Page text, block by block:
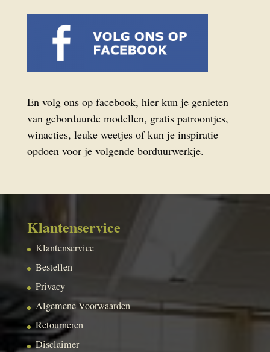
En volg ons op facebook, hier kun je genieten
van geborduurde modellen, gratis patroontjes,
winacties, leuke weetjes of kun je inspiratie
opdoen voor je volgende borduurwerkje.
Klantenservice
Klantenservice
Bestellen
Privacy
Algemene Voorwaarden
Retourneren
Disclaimer